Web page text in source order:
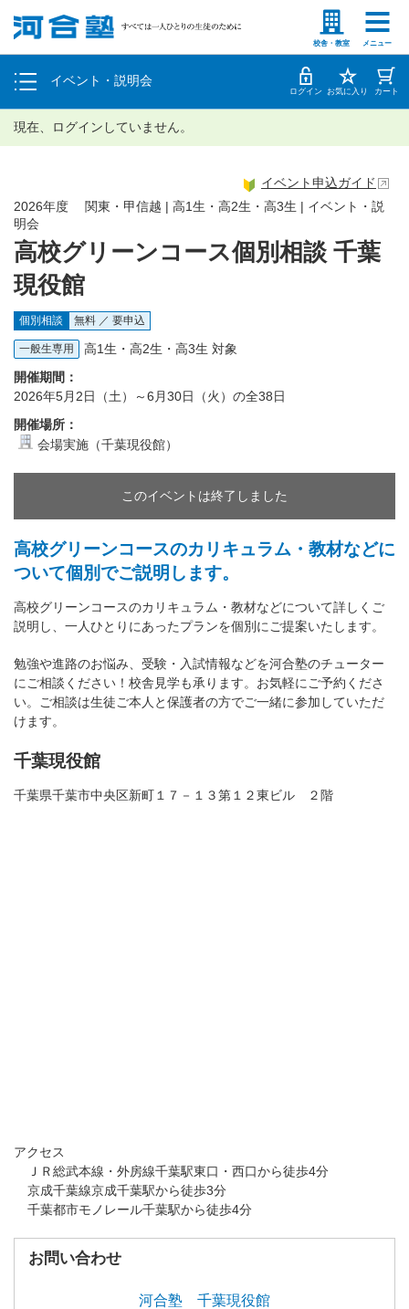
校舎・教室 メニュー
塾生の方 高等学校の先生
イベント・説明会
個別相談
体験授業 ログイン お気に入り カート
現在、ログインしていません。
高校グリーンコース個別相談 千葉
現役館
2026年度 関東・甲信越 | 高1生・高2生・高3生 | イベント・説
明会
イベント申込ガイド
個別相談 無料 ／ 要申込
一般生専用
高1生・高2生・高3生 対象
開催期間：
2026年5月2日（土）～6月30日（火）の全38日
開催場所：
会場実施（千葉現役館）
このイベントは終了しました
高校グリーンコースのカリキュラム・教材などに
ついて個別でご説明します。
高校グリーンコースのカリキュラム・教材などについて詳しくご
説明し、一人ひとりにあったプランを個別にご提案いたします。
勉強や進路のお悩み、受験・入試情報などを河合塾のチューター
にご相談ください！校舎見学も承ります。お気軽にご予約くださ
い。ご相談は生徒ご本人と保護者の方でご一緒に参加していただ
けます。
千葉現役館
千葉県千葉市中央区新町１７－１３第１２東ビル ２階
アクセス
ＪＲ総武本線・外房線千葉駅東口・西口から徒歩4分
京成千葉線京成千葉駅から徒歩3分
千葉都市モノレール千葉駅から徒歩4分
お問い合わせ
河合塾 千葉現役館